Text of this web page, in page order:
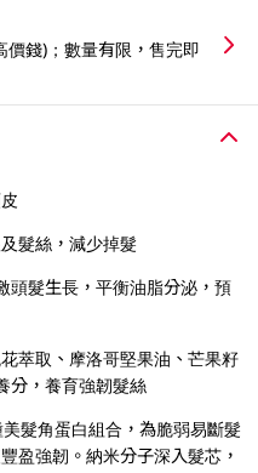
錢)；數量有限，售完即
髮絲，減少掉髮
頭髮生長，平衡油脂分泌，預
萃取、摩洛哥堅果油、芒果籽
分，養育強韌髮絲
髮角蛋白組合，為脆弱易斷髮
盈強韌。納米分子深入髮芯，